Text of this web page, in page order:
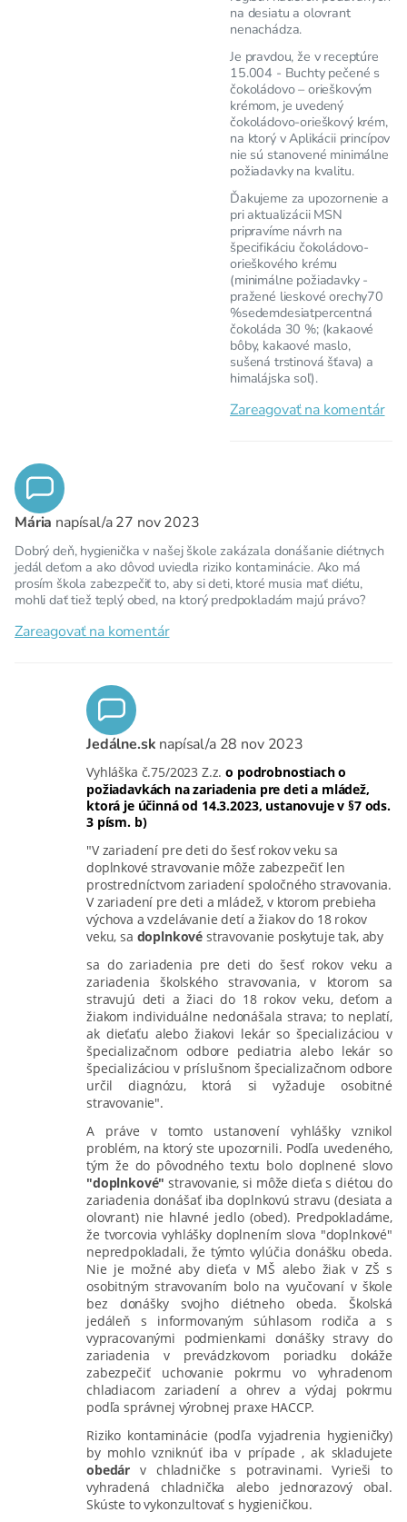
na desiatu a olovrant
nenachádza.
Je pravdou, že v receptúre
15.004 - Buchty pečené s
čokoládovo – orieškovým
krémom, je uvedený
čokoládovo-orieškový krém,
na ktorý v Aplikácii princípov
nie sú stanovené minimálne
požiadavky na kvalitu.
Ďakujeme za upozornenie a
pri aktualizácii MSN
pripravíme návrh na
špecifikáciu čokoládovo-
orieškového krému
(minimálne požiadavky -
pražené lieskové orechy70
%sedemdesiatpercentná
čokoláda 30 %; (kakaové
bôby, kakaové maslo,
sušená trstinová šťava) a
himalájska soľ).
Zareagovať na komentár
Mária napísal/a27 nov 2023
Dobrý deň, hygienička v našej škole zakázala donášanie diétnych
jedál deťom a ako dôvod uviedla riziko kontaminácie. Ako má
prosím škola zabezpečiť to, aby si deti, ktoré musia mať diétu,
mohli dať tiež teplý obed, na ktorý predpokladám majú právo?
Zareagovať na komentár
Jedálne.sk napísal/a 28 nov 2023
Vyhláška č.75/2023 Z.z.o podrobnostiach o
požiadavkách na zariadenia pre deti a mládež,
ktorá je účinná od 14.3.2023, ustanovuje v §7 ods.
3 písm. b)
"V zariadení pre deti do šesť rokov veku sa
doplnkové stravovanie môže zabezpečiť len
prostredníctvom zariadení spoločného stravovania.
V zariadení pre deti a mládež, v ktorom prebieha
výchova a vzdelávanie detí a žiakov do 18 rokov
veku, sa doplnkové stravovanie poskytuje tak, aby
sa do zariadenia pre deti do šesť rokov veku a
zariadenia školského stravovania, v ktorom sa
stravujú deti a žiaci do 18 rokov veku, deťom a
žiakom individuálne nedonášala strava; to neplatí,
ak dieťaťu alebo žiakovi lekár so špecializáciou v
špecializačnom odbore pediatria alebo lekár so
špecializáciou v príslušnom špecializačnom odbore
určil diagnózu, ktorá si vyžaduje osobitné
stravovanie".
A práve v tomto ustanovení vyhlášky vznikol
problém, na ktorý ste upozornili. Podľa uvedeného,
tým že do pôvodného textu bolo doplnené slovo
"doplnkové" stravovanie, si môže dieťa s diétou do
zariadenia donášať iba doplnkovú stravu (desiata a
olovrant) nie hlavné jedlo (obed). Predpokladáme,
že tvorcovia vyhlášky doplnením slova "doplnkové"
nepredpokladali, že týmto vylúčia donášku obeda.
Nie je možné aby dieťa v MŠ alebo žiak v ZŠ s
osobitným stravovaním bolo na vyučovaní v škole
bez donášky svojho diétneho obeda. Školská
jedáleň s informovaným súhlasom rodiča a s
vypracovanými podmienkami donášky stravy do
zariadenia v prevádzkovom poriadku dokáže
zabezpečiť uchovanie pokrmu vo vyhradenom
chladiacom zariadení a ohrev a výdaj pokrmu
podľa správnej výrobnej praxe HACCP.
Riziko kontaminácie (podľa vyjadrenia hygieničky)
by mohlo vzniknúť iba v prípade , ak skladujete
obedárv chladničke s potravinami. Vyrieši to
vyhradená chladnička alebo jednorazový obal.
Skúste to vykonzultovať s hygieničkou.